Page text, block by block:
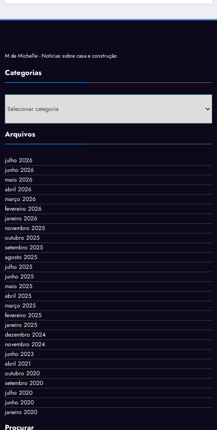
M de Michelle - Noticias sobre casa e construção
Categorias
Arquivos
julho 2026
junho 2026
maio 2026
abril 2026
março 2026
fevereiro 2026
janeiro 2026
novembro 2025
outubro 2025
setembro 2025
agosto 2025
julho 2025
junho 2025
maio 2025
abril 2025
março 2025
fevereiro 2025
janeiro 2025
dezembro 2024
novembro 2024
junho 2023
abril 2021
outubro 2020
setembro 2020
julho 2020
junho 2020
janeiro 2020
Procurar